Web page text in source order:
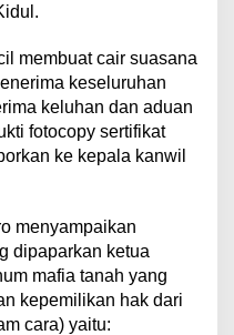
membuat cair suasana
keseluruhan
keluhan dan aduan
fotocopy sertifikat
ke kepala kanwil
menyampaikan
dipaparkan ketua
mafia tanah yang
kepemilikan hak dari
cara) yaitu: